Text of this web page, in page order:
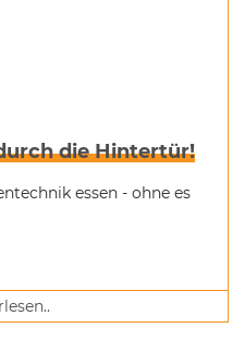
die Hintertür!
essen - ohne es